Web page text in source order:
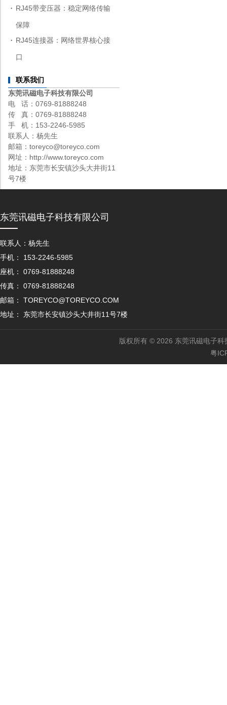
RJ45带变压器：稳定网络传输
保障
RJ45连接器：网络世界核心接
口
联系我们
东莞讯磁电子科技有限公司
电 话：0769-81888248
传 真：0769-81888248
手 机：153-2246-5985
联系人：杨先生
邮箱：toreyco@toreyco.com
网址：http://www.toreyco.com
地址：东莞市长安镇沙头大井街11
号7楼
东莞讯磁电子科技有限公司
联系人：杨先生
手机： 153-2246-5985
座机： 0769-81888248
传真： 0769-81888248
邮箱： TOREYCO@TOREYCO.COM
地址： 东莞市长安镇沙头大井街11号7楼
版权所有 © 2026 东莞讯磁电子
粤